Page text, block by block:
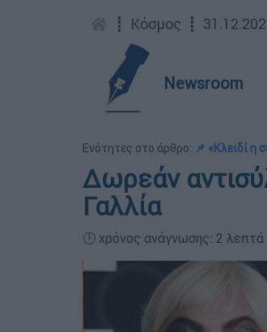
┋ Κόσμος ┋
Newsroom
Ενότητες στο άρθρο: 📌 «Κλειδί η
Δωρεάν
Γαλλία
🕛 χρόνος ανάγνωσης: 2